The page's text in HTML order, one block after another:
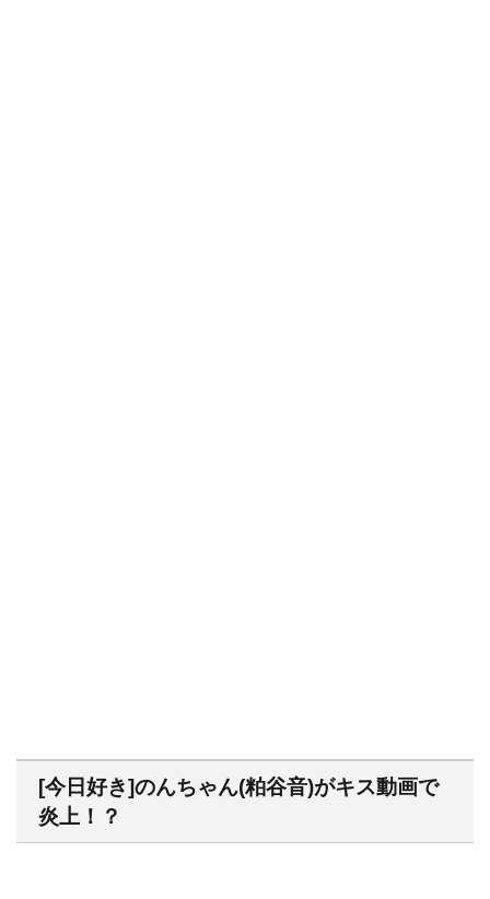
[今日好き]のんちゃん(粕谷音)がキス動画で
炎上！？